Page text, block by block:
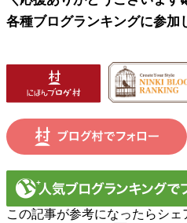
各種ブログランキングに参加
この記事が参考になったらシ